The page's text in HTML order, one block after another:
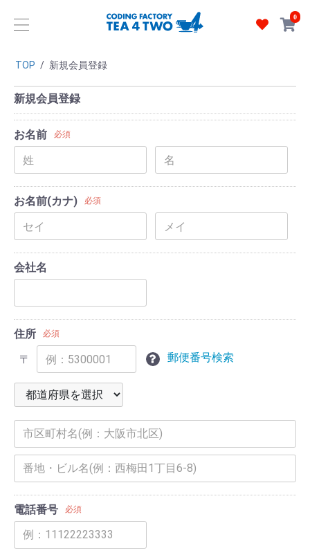
0
TOP / 新規会員登録
新規会員登録
お名前 必須
お名前(カナ) 必須
会社名
住所 必須
〒 郵便番号検索
電話番号 必須